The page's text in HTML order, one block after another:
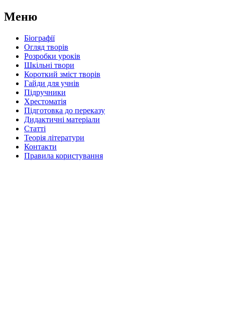
Меню
Біографії
Огляд творів
Розробки уроків
Шкільні твори
Короткий зміст творів
Гайди для учнів
Підручники
Хрестоматія
Підготовка до переказу
Дидактичні матеріали
Статті
Теорія літератури
Контакти
Правила користування